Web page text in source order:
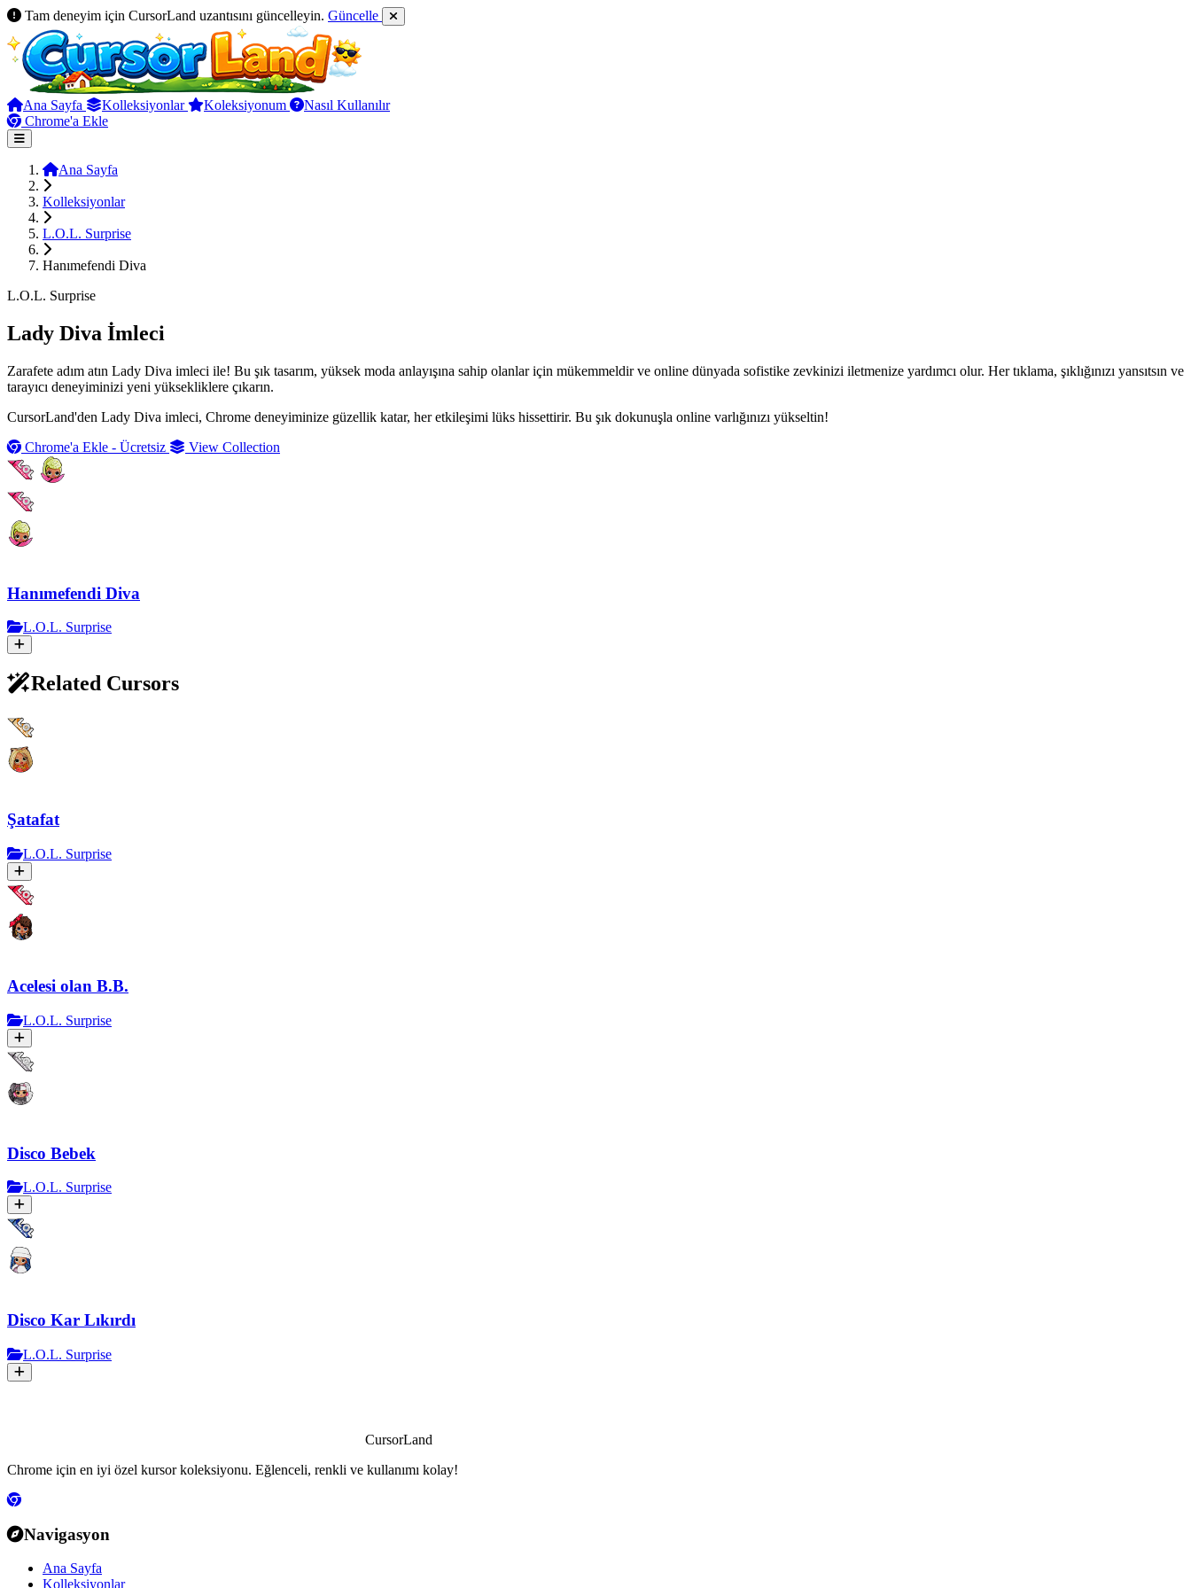
Tam deneyim için CursorLand uzantısını güncelleyin. Güncelle
Ana Sayfa Kolleksiyonlar Koleksiyonum
Nasıl Kullanılır
Chrome'a Ekle
Ana Sayfa
Kolleksiyonlar
L.O.L. Surprise
Hanımefendi Diva
L.O.L. Surprise
Lady Diva İmleci
Zarafete adım atın Lady Diva imleci ile! Bu şık tasarım, yüksek moda anlayışına sahip olanlar için mükemmeldir ve online dünyada sofistike zevkinizi iletmenize yardımcı olur. Her tıklama, şıklığınızı yansıtsın ve
tarayıcı deneyiminizi yeni yüksekliklere çıkarın.
CursorLand'den Lady Diva imleci, Chrome deneyiminize güzellik katar, her etkileşimi lüks hissettirir. Bu şık dokunuşla online varlığınızı yükseltin!
Chrome'a Ekle - Ücretsiz
View Collection
Hanımefendi Diva
L.O.L. Surprise
Related Cursors
Şatafat
L.O.L. Surprise
Acelesi olan B.B.
L.O.L. Surprise
Disco Bebek
L.O.L. Surprise
Disco Kar Lıkırdı
L.O.L. Surprise
CursorLand
Chrome için en iyi özel kursor koleksiyonu. Eğlenceli, renkli ve kullanımı kolay!
Navigasyon
Ana Sayfa
Kolleksiyonlar